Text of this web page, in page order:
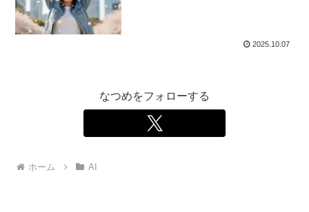
2025.10.07
なつめをフォローする
ホーム AI